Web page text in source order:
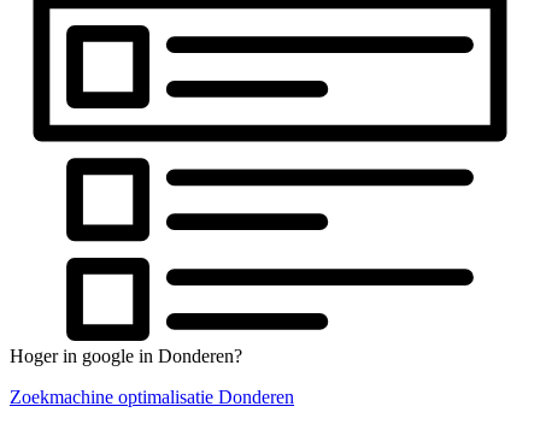
Hoger in google in Donderen?
Zoekmachine optimalisatie Donderen